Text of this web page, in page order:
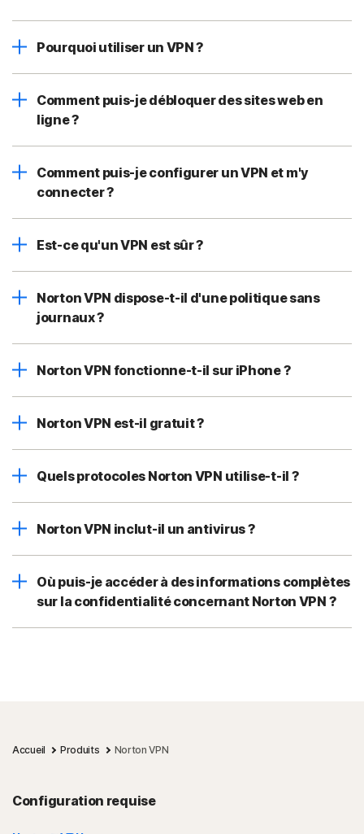
Pourquoi utiliser un VPN ?
Comment puis-je débloquer des sites web en
ligne ?
Comment puis-je configurer un VPN et m'y
connecter ?
Est-ce qu'un VPN est sûr ?
Norton VPN dispose-t-il d'une politique sans
journaux ?
Norton VPN fonctionne-t-il sur iPhone ?
Norton VPN est-il gratuit ?
Quels protocoles Norton VPN utilise-t-il ?
Norton VPN inclut-il un antivirus ?
Où puis-je accéder à des informations complètes
sur la confidentialité concernant Norton VPN ?
Accueil Produits Norton VPN
Configuration requise